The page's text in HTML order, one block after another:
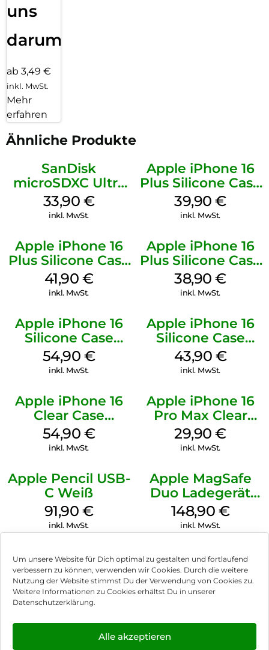
Um unsere Website für Dich optimal zu gestalten und fortlaufend
verbessern zu können, verwenden wir Cookies. Durch die weitere
Nutzung der Website stimmst Du der Verwendung von Cookies zu.
Weitere Informationen zu Cookies erhältst Du in unserer
Datenschutzerklärung.
Alle akzeptieren
uns
darum!
ab 3,49 €
inkl. MwSt.
Mehr
erfahren
Ähnliche Produkte
SanDisk
microSDXC Ultra
128 GB + Adapter
Mobile
33,90 €
inkl. MwSt.
Apple iPhone 16
Plus Silicone Case
MagSafe Plum
39,90€
inkl. MwSt.
Apple iPhone 16
Plus Silicone Case
MagSafe Stone
Gray
41,90 €
inkl. MwSt.
Apple iPhone 16
Plus Silicone Case
MagSafe Denim
38,90€
inkl. MwSt.
Apple iPhone 16
Silicone Case
MagSafe Black
54,90 €
inkl. MwSt.
Apple iPhone 16
Silicone Case
MagSafe Plum
43,90 €
inkl. MwSt.
Apple iPhone 16
Clear Case
MagSafe
Transparent
54,90 €
inkl. MwSt.
Apple iPhone 16
Pro Max Clear
Case MagSafe
Transparent
29,90€
inkl. MwSt.
Apple Pencil USB-
C Weiß
91,90 €
inkl. MwSt.
Apple MagSafe
Duo Ladegerät
Weiß
148,90 €
inkl. MwSt.
Impressum